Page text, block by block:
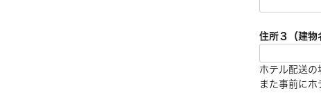
住所３（建物
ホテル配送の
また事前にホ